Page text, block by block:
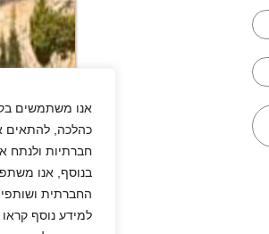
כהלכה, להתאים
חברתיות ולנתח
בנוסף, אנו
החברתית ושותפי
למידע נוסף
+